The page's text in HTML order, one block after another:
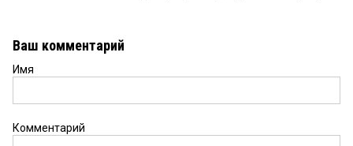
Ваш комментарий
Имя
Комментарий